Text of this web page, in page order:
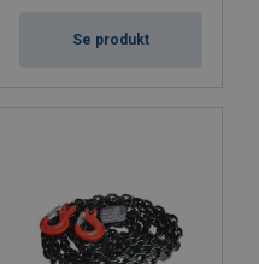
Se produkt